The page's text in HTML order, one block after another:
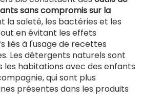
sans compromis sur la
la saleté, les bactéries et les
en évitant les effets
liés à l'usage de recettes
Les détergents naturels sont
les habitations avec des enfants
qui sont plus
présentes dans les produits